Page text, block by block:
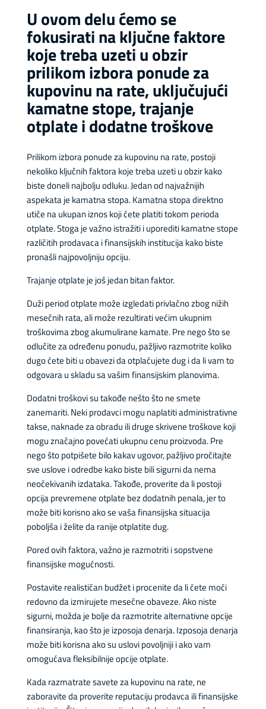
U ovom delu ćemo se
fokusirati na ključne faktore
koje treba uzeti u obzir
prilikom izbora ponude za
kupovinu na rate, uključujući
kamatne stope, trajanje
otplate i dodatne troškove
Prilikom izbora ponude za kupovinu na rate, postoji
nekoliko ključnih faktora koje treba uzeti u obzir kako
biste doneli najbolju odluku. Jedan od najvažnijih
aspekata je kamatna stopa. Kamatna stopa direktno
utiče na ukupan iznos koji ćete platiti tokom perioda
otplate. Stoga je važno istražiti i uporediti kamatne stope
različitih prodavaca i finansijskih institucija kako biste
pronašli najpovoljniju opciju.
Trajanje otplate je još jedan bitan faktor.
Duži period otplate može izgledati privlačno zbog nižih
mesečnih rata, ali može rezultirati većim ukupnim
troškovima zbog akumulirane kamate. Pre nego što se
odlučite za određenu ponudu, pažljivo razmotrite koliko
dugo ćete biti u obavezi da otplaćujete dug i da li vam to
odgovara u skladu sa vašim finansijskim planovima.
Dodatni troškovi su takođe nešto što ne smete
zanemariti. Neki prodavci mogu naplatiti administrativne
takse, naknade za obradu ili druge skrivene troškove koji
mogu značajno povećati ukupnu cenu proizvoda. Pre
nego što potpišete bilo kakav ugovor, pažljivo pročitajte
sve uslove i odredbe kako biste bili sigurni da nema
neočekivanih izdataka. Takođe, proverite da li postoji
opcija prevremene otplate bez dodatnih penala, jer to
može biti korisno ako se vaša finansijska situacija
poboljša i želite da ranije otplatite dug.
Pored ovih faktora, važno je razmotriti i sopstvene
finansijske mogućnosti.
Postavite realističan budžet i procenite da li ćete moći
redovno da izmirujete mesečne obaveze. Ako niste
sigurni, možda je bolje da razmotrite alternativne opcije
finansiranja, kao što je izposoja denarja. Izposoja denarja
može biti korisna ako su uslovi povoljniji i ako vam
omogućava fleksibilnije opcije otplate.
Kada razmatrate savete za kupovinu na rate, ne
zaboravite da proverite reputaciju prodavca ili finansijske